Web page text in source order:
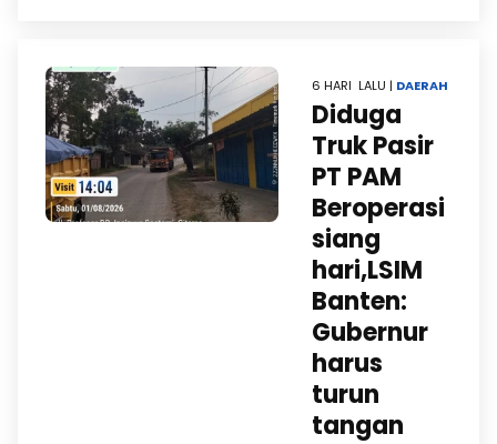
6 HARI LALU | DAERAH
Diduga
Truk Pasir
PT PAM
Beroperasi
siang
hari,LSIM
Banten:
Gubernur
harus
turun
tangan